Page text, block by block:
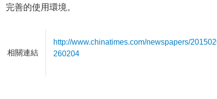
完善的使用環境。
相關連結
http://www.chinatimes.com/newspapers/
260204